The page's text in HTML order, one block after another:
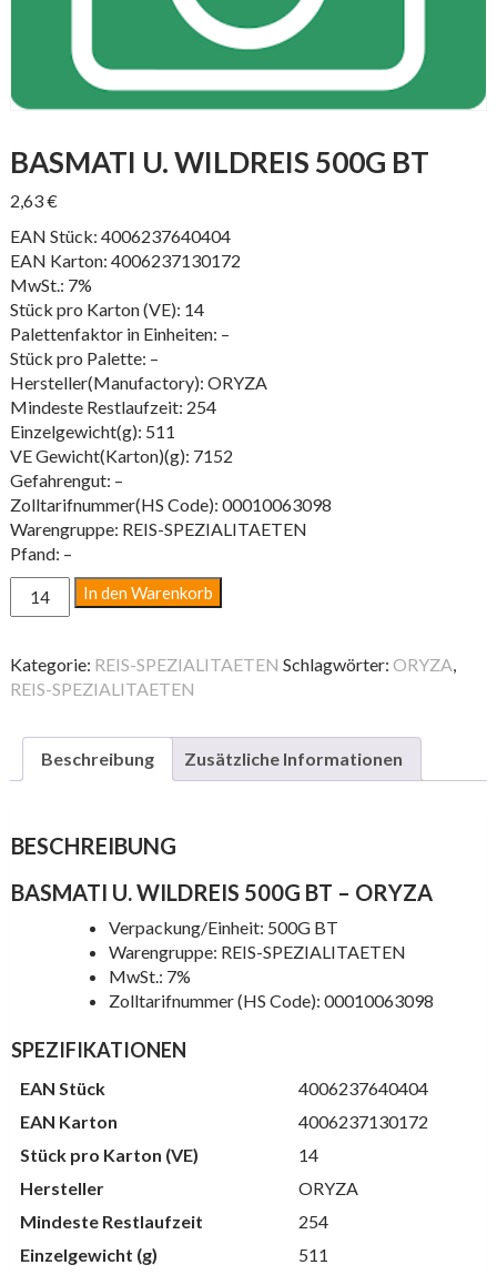
BASMATI U. WILDREIS 500G BT
2,63€
EAN Stück: 4006237640404
EAN Karton: 4006237130172
MwSt.: 7%
Stück pro Karton (VE): 14
Palettenfaktor in Einheiten: –
Stück pro Palette: –
Hersteller(Manufactory): ORYZA
Mindeste Restlaufzeit: 254
Einzelgewicht(g): 511
VE Gewicht(Karton)(g): 7152
Gefahrengut: –
Zolltarifnummer(HS Code): 00010063098
Warengruppe: REIS-SPEZIALITAETEN
Pfand: –
BASMATI
U.
500G
BT
In den Warenkorb
Kategorie: REIS-SPEZIALITAETEN Schlagwörter: ORYZA,
REIS-SPEZIALITAETEN
Beschreibung Zusätzliche Informationen
BESCHREIBUNG
BASMATI U. WILDREIS 500G BT – ORYZA
Verpackung/Einheit: 500G BT
Warengruppe: REIS-SPEZIALITAETEN
MwSt.: 7%
Zolltarifnummer (HS Code): 00010063098
SPEZIFIKATIONEN
EAN Stück
4006237640404
EAN Karton
4006237130172
Stück pro Karton (VE)
14
Hersteller
ORYZA
Mindeste Restlaufzeit
254
Einzelgewicht (g)
511